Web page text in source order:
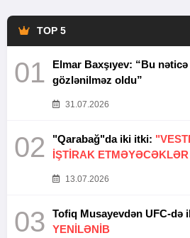
TOP 5
01
Elmar Baxşıyev: “Bu nəticə
gözlənilməz oldu”
31.07.2026
02 "Qarabağ"da iki itki:
İŞTİRAK ETMƏYƏCƏKLƏR
13.07.2026
03
YENİLƏNİB